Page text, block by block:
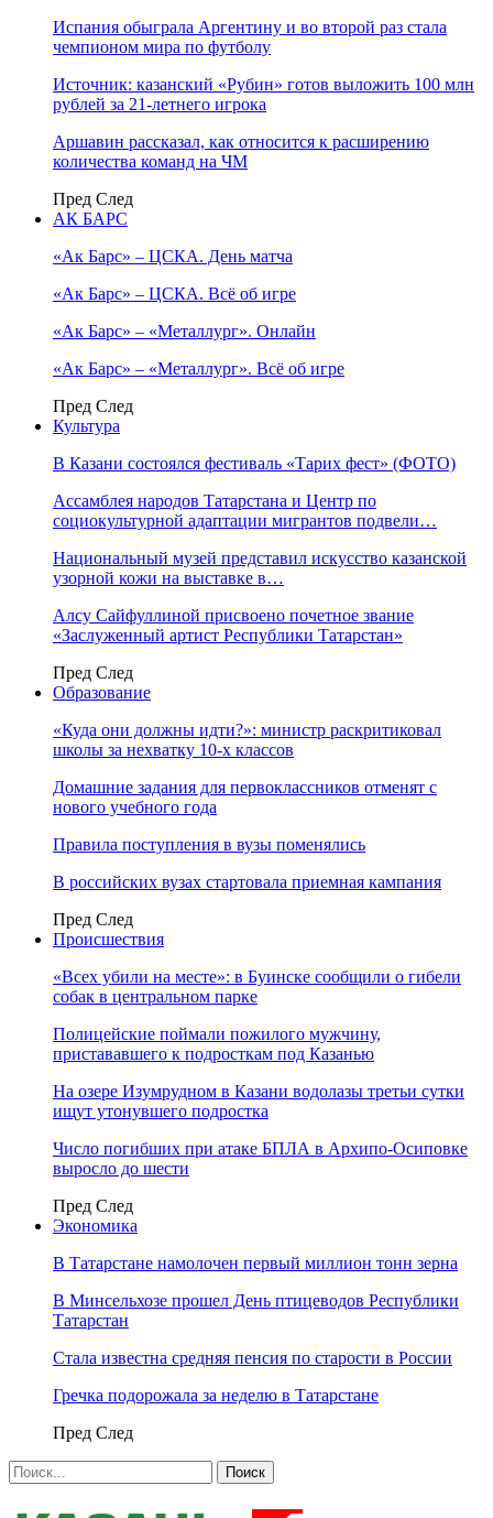
Испания обыграла Аргентину и во второй раз стала
чемпионом мира по футболу
Источник: казанский «Рубин» готов выложить 100 млн
рублей за 21-летнего игрока
Аршавин рассказал, как относится к расширению
количества команд на ЧМ
Пред След
АК БАРС
«Ак Барс» – ЦСКА. День матча
«Ак Барс» – ЦСКА. Всё об игре
«Ак Барс» – «Металлург». Онлайн
«Ак Барс» – «Металлург». Всё об игре
Пред След
Культура
В Казани состоялся фестиваль «Тарих фест» (ФОТО)
Ассамблея народов Татарстана и Центр по
социокультурной адаптации мигрантов подвели…
Национальный музей представил искусство казанской
узорной кожи на выставке в…
Алсу Сайфуллиной присвоено почетное звание
«Заслуженный артист Республики Татарстан»
Пред След
Образование
«Куда они должны идти?»: министр раскритиковал
школы за нехватку 10-х классов
Домашние задания для первоклассников отменят с
нового учебного года
Правила поступления в вузы поменялись
В российских вузах стартовала приемная кампания
Пред След
Происшествия
«Всех убили на месте»: в Буинске сообщили о гибели
собак в центральном парке
Полицейские поймали пожилого мужчину,
пристававшего к подросткам под Казанью
На озере Изумрудном в Казани водолазы третьи сутки
ищут утонувшего подростка
Число погибших при атаке БПЛА в Архипо-Осиповке
выросло до шести
Пред След
Экономика
В Татарстане намолочен первый миллион тонн зерна
В Минсельхозе прошел День птицеводов Республики
Татарстан
Стала известна средняя пенсия по старости в России
Гречка подорожала за неделю в Татарстане
Пред След